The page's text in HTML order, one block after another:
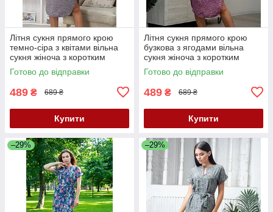
Літня сукня прямого крою
темно-сіра з квітами вільна
сукня жіноча з коротким
рукавом сукня з поясом 40-
42 розмір
Готово до відправки
489 ₴ 689 ₴
Купити
Літня сукня прямого крою
бузкова з ягодами вільна
сукня жіноча з коротким
рукавом сукня з поясом 40-
42 розмір
Готово до відправки
489 ₴ 689 ₴
Купити
–29% –29%